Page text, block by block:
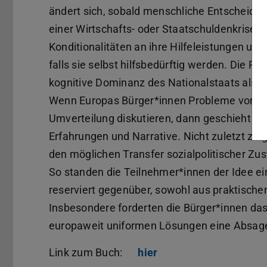
ändert sich, sobald menschliche
einer Wirtschafts- oder Staatschuldenkrise.
Konditionalitäten an ihre Hilfeleistungen
falls sie selbst hilfsbedürftig werden. Die
kognitive Dominanz des Nationalstaats als
Wenn Europas Bürger*innen Probleme von
Umverteilung diskutieren, dann geschieht
Erfahrungen und Narrative. Nicht zuletzt
den möglichen Transfer sozialpolitischer
So standen die Teilnehmer*innen der Idee
reserviert gegenüber, sowohl aus
Insbesondere forderten die Bürger*innen
europaweit uniformen Lösungen eine
Link zum Buch: hier